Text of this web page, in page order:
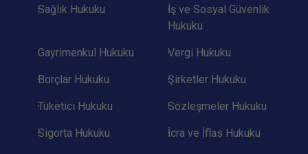
Sağlık Hukuku
İş ve Sosyal Güvenlik
Hukuku
Gayrimenkul Hukuku Vergi Hukuku
Borçlar Hukuku Şirketler Hukuku
Tüketici Hukuku Sözleşmeler Hukuku
Sigorta Hukuku İcra ve İflas Hukuku